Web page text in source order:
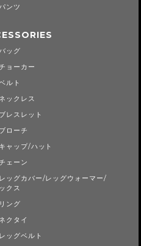
ンツ
ッグ
ョーカー
ルト
ックレス
レスレット
ローチ
ャップ/ハット
ェーン
ッグカバー/レッグウォーマー/
クス
ング
クタイ
ッグベルト